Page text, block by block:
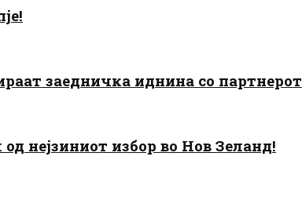
заедничка иднина со партнерот
нејзиниот избор во Нов Зеланд!